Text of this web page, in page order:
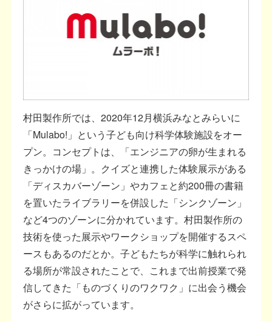
村田製作所では、2020年12月横浜みなとみらいに
「Mulabo!」という子ども向け科学体験施設をオー
プン。コンセプトは、「エンジニアの卵が生まれる
きっかけの場」。クイズと連携した体験展示がある
「ディスカバーゾーン」やカフェと約200冊の書籍
を置いたライブラリーを併設した「シンクゾーン」
など4つのゾーンに分かれています。村田製作所の
技術を使った展示やワークショップを開催するスペ
ースもあるのだとか。子どもたちが科学に触れられ
る場所が常設されたことで、これまで出前授業で発
信してきた「ものづくりのワクワク」に出会う機会
がさらに拡がっています。